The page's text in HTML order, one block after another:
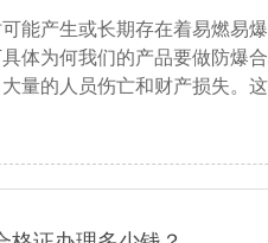
能产生或长期存在着易燃易
体为何我们的产品要做防爆
量的人员伤亡和财产损失。